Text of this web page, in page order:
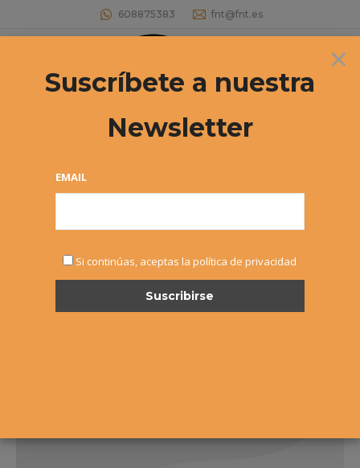
608875383 fnt@fnt.es
Buscar:
30º CIRCUITO DE TENIS CADETE
«EL CORTE INGLÉS» Abierto el plazo
Estás aquí:
×
Suscríbete a nuestra
Newsletter
EMAIL
Si continúas, aceptas la política de privacidad